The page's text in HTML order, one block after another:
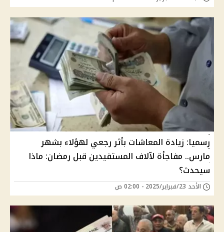
رسميا: زيادة المعاشات بأثر رجعي لهؤلاء بشهر
مارس.. مفاجأة لآلاف المستفيدين قبل رمضان: ماذا
سيحدث؟
الأحد 23/فبراير/2025 - 02:00 ص